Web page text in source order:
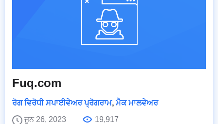
Fuq.com
ਰੋਗ ਵਿਰੋਧੀ ਸਪਾਈਵੇਅਰ ਪ੍ਰੋਗਰਾਮ, ਮੈਕ ਮਾਲਵੇਅਰ
ਜੂਨ 26, 2023
19,917